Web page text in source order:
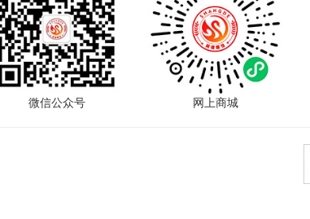
微信公众号 网上商城